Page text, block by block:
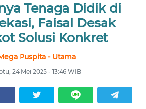
Tenaga Didik di
Faisal Desak
Solusi Konkret
Puspita - Utama
24 Mei 2025 - 13:46 WIB